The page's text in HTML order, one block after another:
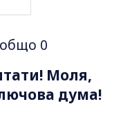
общо 0
Моля,
дума!